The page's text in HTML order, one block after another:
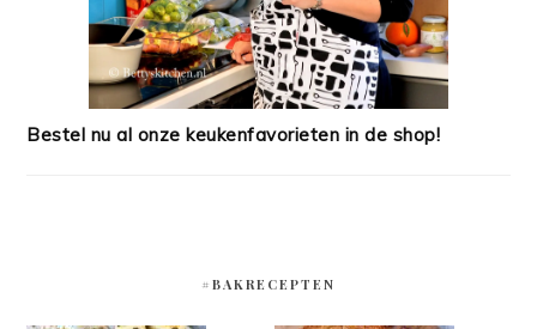
Bestel nu al onze keukenfavorieten in de shop!
#BAKRECEPTEN